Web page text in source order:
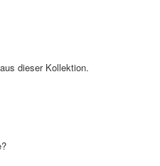
dieser Kollektion.